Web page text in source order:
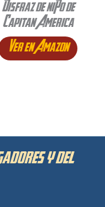
Disfraz de niño de
Capitan America
Ver en Amazon
y del